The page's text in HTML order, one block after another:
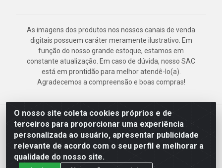
O nosso site coleta cookies próprios e de
terceiros para proporcionar uma experiência
personalizada ao usuário, apresentar publicidade
relevante de acordo com o seu perfil e melhorar a
qualidade do nosso site.
As imagens dos produtos nos nossos canais de venda
digitais possuem caráter meramente ilustrativo. Em
função do nosso grande estoque, estamos em
constante atualização. Em caso de dúvida, nosso SAC
está em prontidão para melhor atendê-lo(a).
Agradecemos a compreensão e boas compras!
Deskontão Atacado - Av. Marechal Mascarenhas de Morais, 2471 -
Imbiribeira - Recife/PE - CEP 51.150-001 - CNPJ 24.150.377/0003-
57